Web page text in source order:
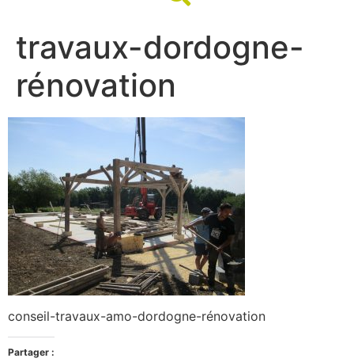
travaux-dordogne-
rénovation
conseil-travaux-amo-dordogne-rénovation
Partager :